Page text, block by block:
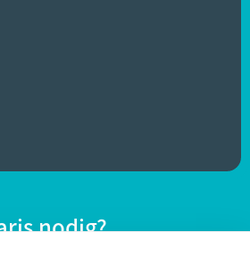
nodig?